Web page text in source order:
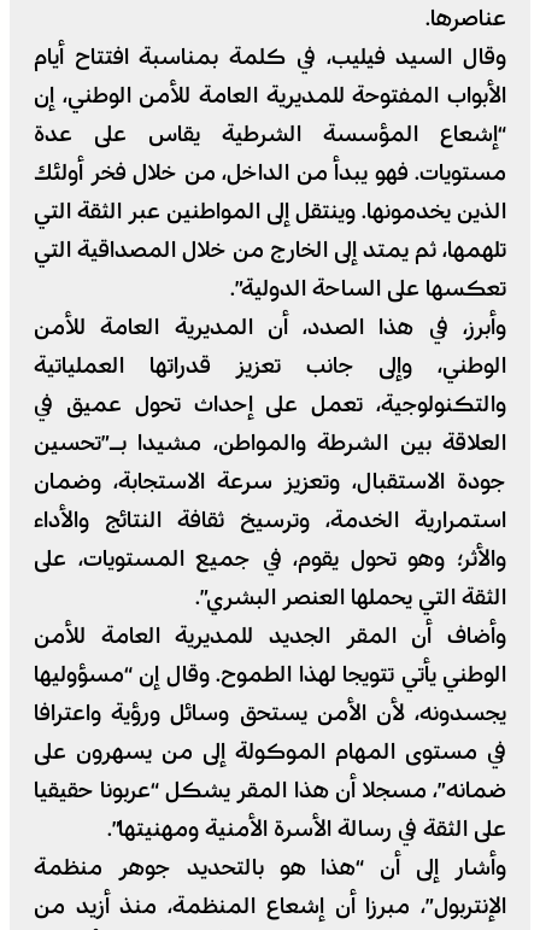
عناصرها.
وقال السيد فيليب، في كلمة بمناسبة افتتاح أيام
الأبواب المفتوحة للمديرية العامة للأمن الوطني، إن
“إشعاع المؤسسة الشرطية يقاس على عدة
مستويات. فهو يبدأ من الداخل، من خلال فخر أولئك
الذين يخدمونها. وينتقل إلى المواطنين عبر الثقة التي
تلهمها، ثم يمتد إلى الخارج من خلال المصداقية التي
تعكسها على الساحة الدولية”.
وأبرز، في هذا الصدد، أن المديرية العامة للأمن
الوطني، وإلى جانب تعزيز قدراتها العملياتية
والتكنولوجية، تعمل على إحداث تحول عميق في
العلاقة بين الشرطة والمواطن، مشيدا بـ”تحسين
جودة الاستقبال، وتعزيز سرعة الاستجابة، وضمان
استمرارية الخدمة، وترسيخ ثقافة النتائج والأداء
والأثر؛ وهو تحول يقوم، في جميع المستويات، على
الثقة التي يحملها العنصر البشري”.
وأضاف أن المقر الجديد للمديرية العامة للأمن
الوطني يأتي تتويجا لهذا الطموح. وقال إن “مسؤوليها
يجسدونه، لأن الأمن يستحق وسائل ورؤية واعترافا
في مستوى المهام الموكولة إلى من يسهرون على
ضمانه”، مسجلا أن هذا المقر يشكل “عربونا حقيقيا
على الثقة في رسالة الأسرة الأمنية ومهنيتها”.
وأشار إلى أن “هذا هو بالتحديد جوهر منظمة
الإنتربول”، مبرزا أن إشعاع المنظمة، منذ أزيد من